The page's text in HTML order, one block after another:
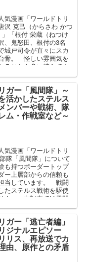
漫画「ワールドトリ
沢 克己（からさわ かつ
「根付 栄蔵（ねつけ
鬼怒田、根付の3名
城戸司令が直々にスカ
骨。 怪しい雰囲気を
ることも多い彼らです
ガー「風間隊」～
活かしたステルス
ンバーや戦術、隊
ム・作戦室など～
漫画「ワールドトリ
隊「風間隊」について
持つボーダートップ
上層部からの信頼も
当しています。 戦闘
たステルス戦術を駆使
ん。 本記事では風間
ガー「逃亡者編」
ジナルエピソー
リス、再放送でカ
由、原作との矛盾